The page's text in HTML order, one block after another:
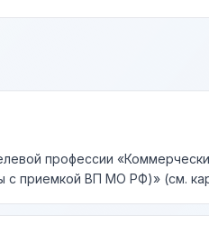
профессии
с приемкой ВП МО РФ)» (см.